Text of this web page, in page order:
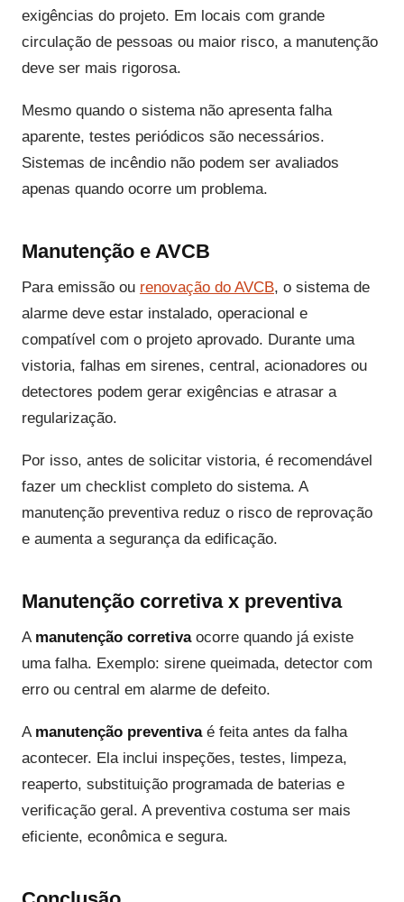
exigências do projeto. Em locais com grande
circulação de pessoas ou maior risco, a manutenção
deve ser mais rigorosa.
Mesmo quando o sistema não apresenta falha
aparente, testes periódicos são necessários.
Sistemas de incêndio não podem ser avaliados
apenas quando ocorre um problema.
Manutenção e AVCB
Para emissão ou renovação do AVCB, o sistema de
alarme deve estar instalado, operacional e
compatível com o projeto aprovado. Durante uma
vistoria, falhas em sirenes, central, acionadores ou
detectores podem gerar exigências e atrasar a
regularização.
Por isso, antes de solicitar vistoria, é recomendável
fazer um checklist completo do sistema. A
manutenção preventiva reduz o risco de reprovação
e aumenta a segurança da edificação.
Manutenção corretiva x preventiva
A manutenção corretivaocorre quando já existe
uma falha. Exemplo: sirene queimada, detector com
erro ou central em alarme de defeito.
A manutenção preventivaé feita antes da falha
acontecer. Ela inclui inspeções, testes, limpeza,
reaperto, substituição programada de baterias e
verificação geral. A preventiva costuma ser mais
eficiente, econômica e segura.